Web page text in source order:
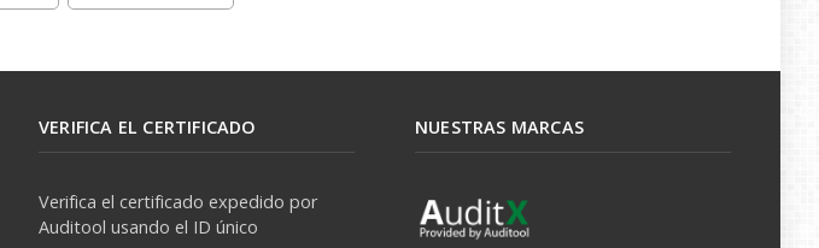
VERIFICA EL CERTIFICADO
Verifica el certificado expedido por
Auditool usando el ID único
NUESTRAS MARCAS